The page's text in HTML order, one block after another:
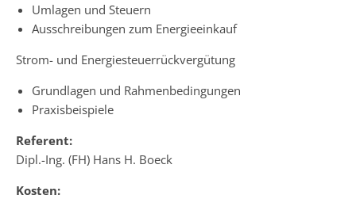
Umlagen und Steuern
Ausschreibungen zum Energieeinkauf
Strom- und Energiesteuerrückvergütung
Grundlagen und Rahmenbedingungen
Praxisbeispiele
Referent:
Dipl.-Ing. (FH) Hans H. Boeck
Kosten: